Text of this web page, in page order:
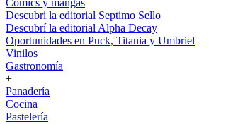
Cómics y mangas
Descubri la editorial Septimo Sello
Descubrí la editorial Alpha Decay
Oportunidades en Puck, Titania y Umbriel
Vinilos
Gastronomía
+
Panadería
Cocina
Pastelería